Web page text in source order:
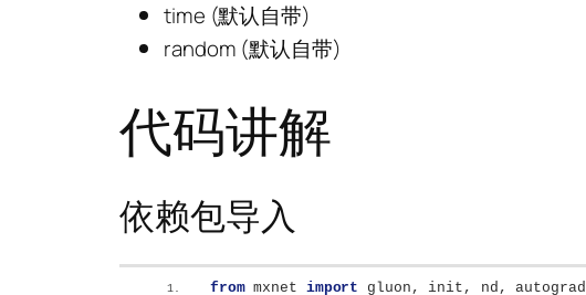
time (默认自带)
random (默认自带)
代码讲解
依赖包导入
from mxnet import gluon, init, nd, autograd